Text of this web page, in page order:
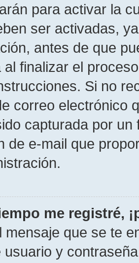
para activar la
ser activadas,
antes de que
al finalizar el
Si no
correo electrónico
capturada por
de e-mail que
me registré,
mensaje que se te
usuario y